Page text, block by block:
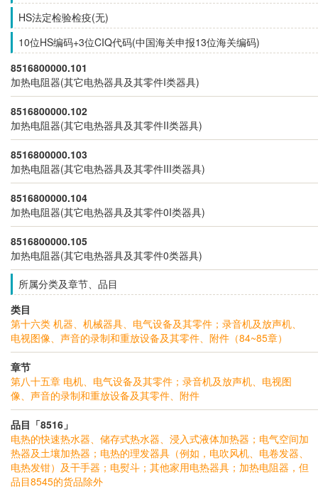
HS法定检验检疫(无)
10位HS编码+3位CIQ代码(中国海关申报13位海关编码)
8516800000.101
加热电阻器(其它电热器具及其零件I类器具)
8516800000.102
加热电阻器(其它电热器具及其零件II类器具)
8516800000.103
加热电阻器(其它电热器具及其零件III类器具)
8516800000.104
加热电阻器(其它电热器具及其零件0I类器具)
8516800000.105
加热电阻器(其它电热器具及其零件0类器具)
所属分类及章节、品目
类目
第十六类 机器、机械器具、电气设备及其零件；录音机及放声机、
电视图像、声音的录制和重放设备及其零件、附件（84~85章）
章节
第八十五章 电机、电气设备及其零件；录音机及放声机、电视图
像、声音的录制和重放设备及其零件、附件
品目「8516」
电热的快速热水器、储存式热水器、浸入式液体加热器；电气空间加
热器及土壤加热器；电热的理发器具（例如，电吹风机、电卷发器、
电热发钳）及干手器；电熨斗；其他家用电热器具；加热电阻器，但
品目8545的货品除外